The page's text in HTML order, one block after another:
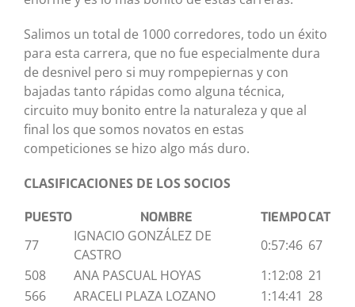
Salimos un total de 1000 corredores, todo un éxito
para esta carrera, que no fue especialmente dura
de desnivel pero si muy rompepiernas y con
bajadas tanto rápidas como alguna técnica,
circuito muy bonito entre la naturaleza y que al
final los que somos novatos en estas
competiciones se hizo algo más duro.
CLASIFICACIONES DE LOS SOCIOS
PUESTO NOMBRE TIEMPOCAT
77
IGNACIO GONZÁLEZ DE
CASTRO
0:57:46 67
508
ANA PASCUAL HOYAS 1:12:08 21
566
ARACELI PLAZA LOZANO 1:14:41 28